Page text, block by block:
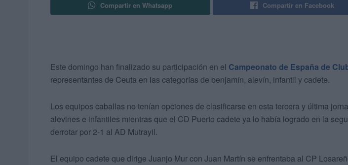
Compartir en Whatsapp Compartir en Facebook
Este domingo han finalizado su participación en el Campeonato de España de
representantes de Ceuta en las categorías de benjamín, alevín, infantil y cadete.
Los equipos caballas no tenían opciones de clasificarse en esta tercera y última
alevines e infantiles mientras que el CD Puerto cadete ya lo había logrado en la
derrotar por 2-1 al AD Mutrayil.
El equipo cadete que dirige Juanjo Mur con Juan Martín se enfrentaba al CP